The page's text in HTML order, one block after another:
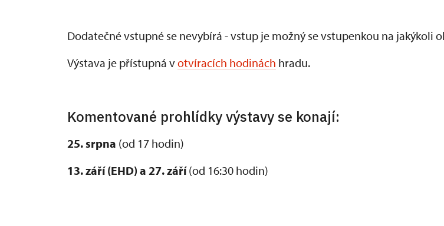
Dodatečné vstupné se nevybírá - vstup je možný se vstupenkou na jakýkoli
Výstava je přístupná votvíracích hodinách hradu.
Komentované prohlídky výstavy se konají:
25. srpna (od 17 hodin)
13. září (EHD) a 27. září(od 16:30 hodin)